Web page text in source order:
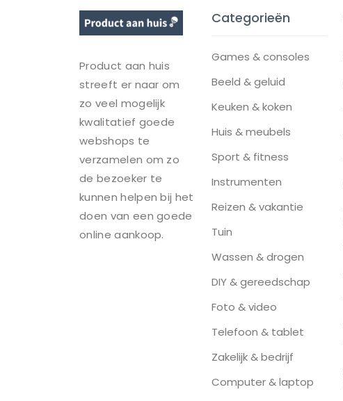
Product aan huis
streeft er naar om
zo veel mogelijk
kwalitatief goede
webshops te
verzamelen om zo
de bezoeker te
kunnen helpen bij het
doen van een goede
online aankoop.
Categorieën
Games & consoles
Beeld & geluid
Keuken & koken
Huis & meubels
Sport & fitness
Instrumenten
Reizen & vakantie
Tuin
Wassen & drogen
DIY & gereedschap
Foto & video
Telefoon & tablet
Zakelijk & bedrijf
Computer & laptop